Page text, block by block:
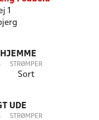
1
STRØMPER
Sort
UDE
STRØMPER